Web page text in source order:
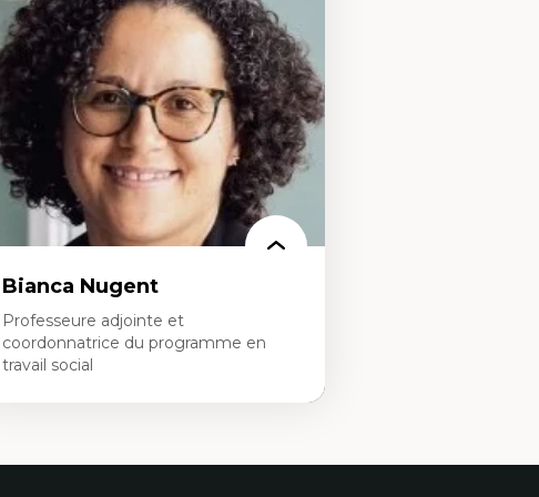
technologies
Technologies d'apprentissage innovantes
Insertion professionnelle du nouveau
personnel enseignant
Construction identitaire en milieu
minoritaire francophone
Technologies éducatives pour la formation
continue
Bianca Nugent
Professeure adjointe et
coordonnatrice du programme en
travail social
Travail social, action et justice sociale